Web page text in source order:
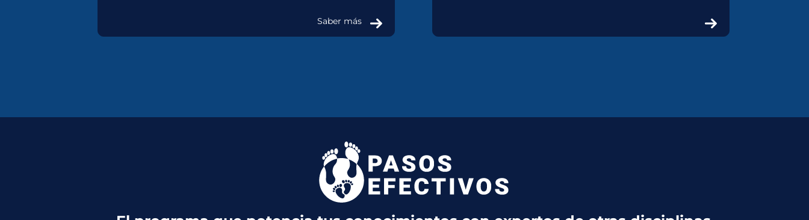
Saber más
EN LA ERA DIGITAL
El programa que ayuda a salvar a
tus hijos de la adicción a las
pantallas sin gritos, amenazas ni